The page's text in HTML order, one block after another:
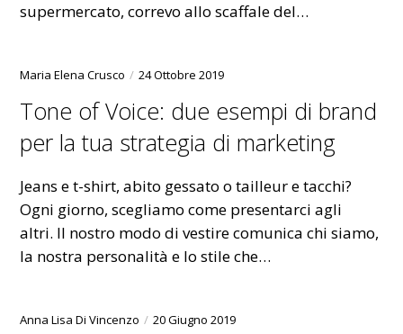
supermercato, correvo allo scaffale del…
Maria Elena Crusco 24 Ottobre 2019
Tone of Voice: due esempi di brand
per la tua strategia di marketing
Jeans e t-shirt, abito gessato o tailleur e tacchi?
Ogni giorno, scegliamo come presentarci agli
altri. Il nostro modo di vestire comunica chi siamo,
la nostra personalità e lo stile che…
Anna Lisa Di Vincenzo 20 Giugno 2019